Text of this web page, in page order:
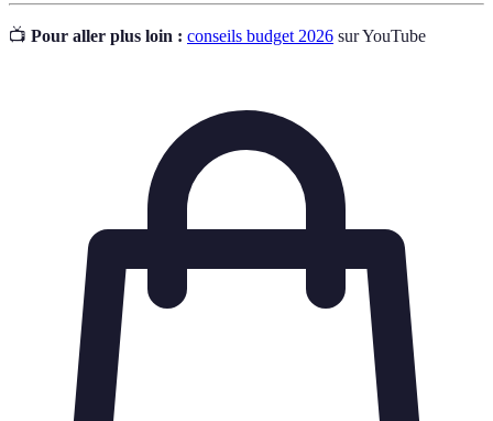
📺 Pour aller plus loin : conseils budget 2026 sur YouTube